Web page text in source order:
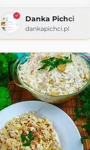
Danka Pichci
dankapichci.pl